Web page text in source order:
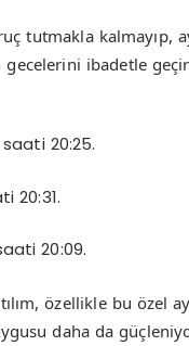
tutmakla
gecelerini ibadetle
20:25.
20:31.
20:09.
özellikle bu özel
daha da